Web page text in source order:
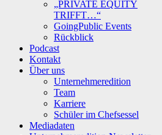
„PRIVATE EQUITY
TRIFFT…“
GoingPublic Events
Rückblick
Podcast
Kontakt
Über uns
Unternehmeredition
Team
Karriere
Schüler im Chefsessel
Mediadaten